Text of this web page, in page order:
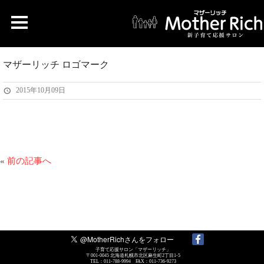
マザーリッチ ロゴマーク
2015年10月09日
« 前の記事へ
子育て応援サロン「マザーリッチ」
〒001-0045 北海道札幌市北区麻生町2丁目1-5
TEL：011-788-9994 FAX：011-736-9273